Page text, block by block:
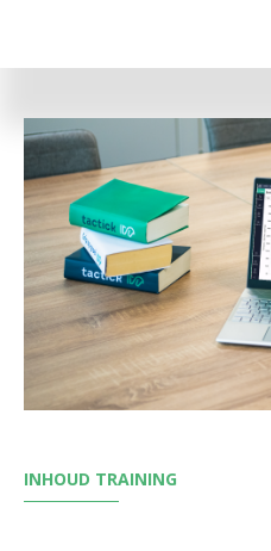
INHOUD TRAINING